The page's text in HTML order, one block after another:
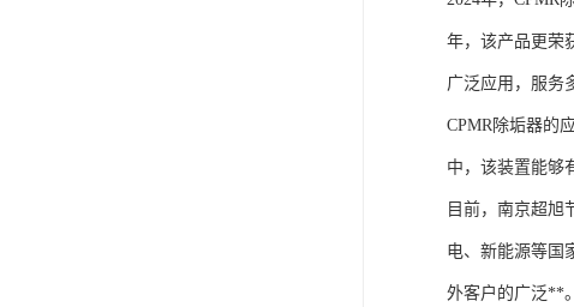
年，该产品更荣
广泛应用，服务
CPMR除垢器的
中，该装置能够
目前，南京超旭
电、新能源等国
外客户的广泛**。